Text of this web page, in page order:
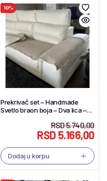
10%
Prekrivač set – Handmade
Svetlo braon boja – Dva lica –
RSD5.740,00
RSD5.166,00
Dodaj u korpu